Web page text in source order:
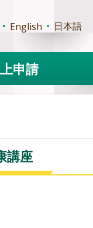
English 日本語
申請
講座